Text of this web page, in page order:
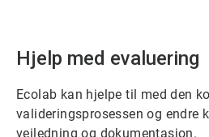
Hjelp med evaluering
Ecolab kan hjelpe til med den
valideringsprosessen og endre
veiledning og dokumentasjon.